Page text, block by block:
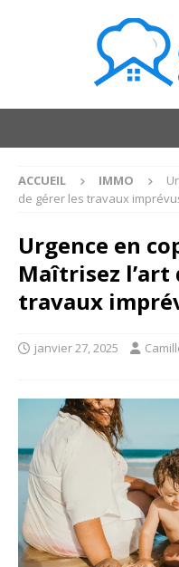
ACCUEIL IMMO
de gérer les travaux
Urgence en
Maîtrisez l’art
travaux
janvier 27, 2025